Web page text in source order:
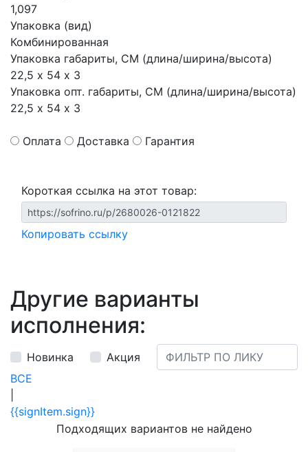
1,097
Упаковка (вид)
Комбинированная
Упаковка габариты, СМ (длина/ширина/высота)
22,5 х 54 х 3
Упаковка опт. габариты, СМ (длина/ширина/высота)
22,5 х 54 х 3
Оплата Доставка Гарантия
Короткая ссылка на этот товар:
Копировать ссылку
Другие варианты
исполнения:
Новинка
Акция
ВСЕ
{{signItem.sign}}
Подходящих вариантов не найдено